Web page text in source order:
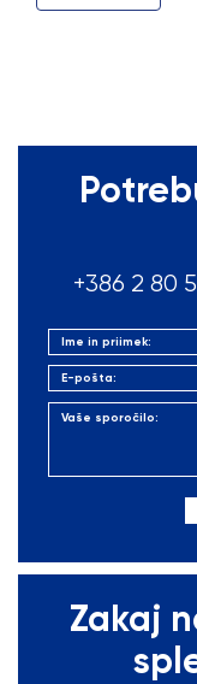
+386 2 80
Zakaj